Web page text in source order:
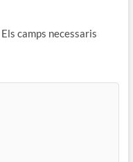
Els camps necessaris